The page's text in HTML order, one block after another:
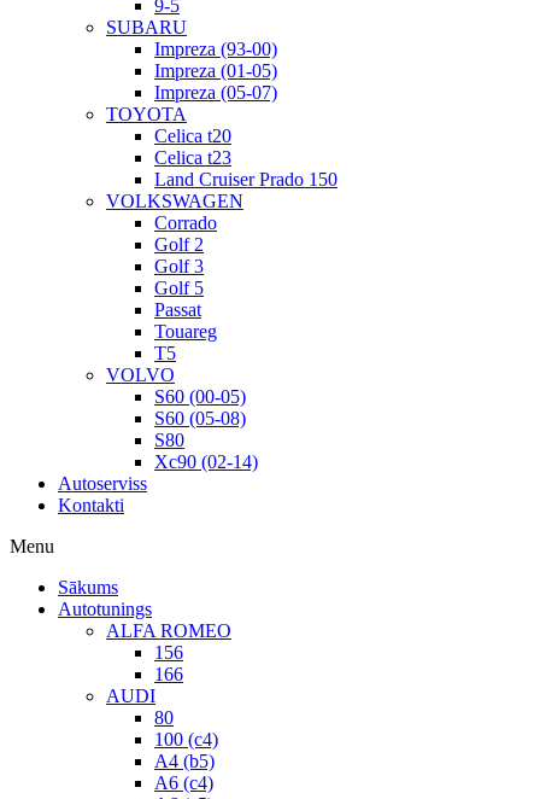
9-5
SUBARU
Impreza (93-00)
Impreza (01-05)
Impreza (05-07)
TOYOTA
Celica t20
Celica t23
Land Cruiser Prado 150
VOLKSWAGEN
Corrado
Golf 2
Golf 3
Golf 5
Passat
Touareg
T5
VOLVO
S60 (00-05)
S60 (05-08)
S80
Xc90 (02-14)
Autoserviss
Kontakti
Menu
Sākums
Autotunings
ALFA ROMEO
156
166
AUDI
80
100 (c4)
A4 (b5)
A6 (c4)